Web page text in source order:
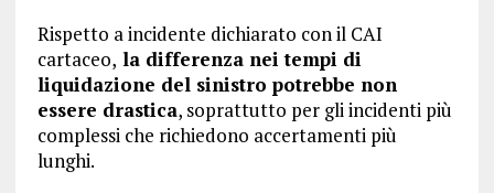
Rispetto a incidente dichiarato con il CAI
cartaceo, la differenza nei tempi di
liquidazione del sinistro potrebbe non
essere drastica, soprattutto per gli incidenti più
complessi che richiedono accertamenti più
lunghi.